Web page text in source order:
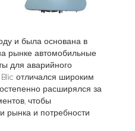
и была основана в
рынке автомобильные
для аварийного
отличался широким
расширялся за
чтобы
рынка и потребности